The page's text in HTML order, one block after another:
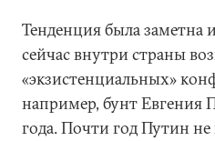
Тенденция была заметна
сейчас внутри страны
«экзистенциальных»
например, бунт Евгения
года. Почти год Путин